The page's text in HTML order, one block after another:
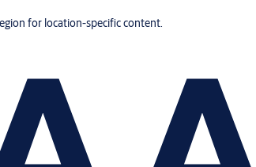
for location-specific content.